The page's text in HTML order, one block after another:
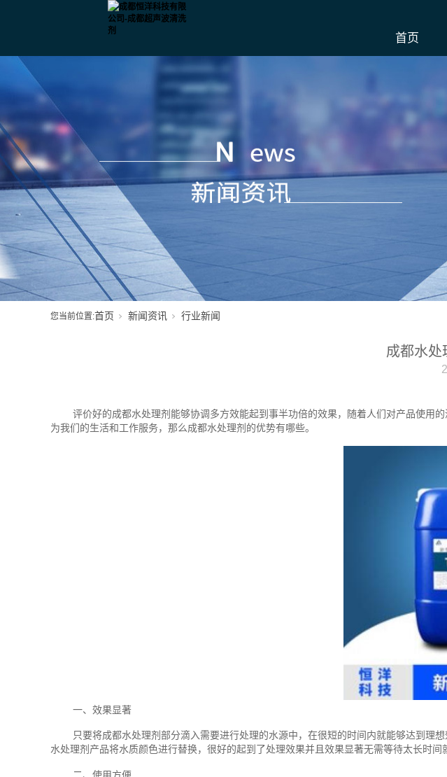
首页
您当前位置:首页 新闻资讯 行业新闻
成都水处
评价好的成都水处理剂能够协调多方效能起到事半功倍的效果，随着人们对产品使用
为我们的生活和工作服务，那么成都水处理剂的优势有哪些。
一、效果显著
只要将成都水处理剂部分滴入需要进行处理的水源中，在很短的时间内就能够达到理
水处理剂产品将水质颜色进行替换，很好的起到了处理效果并且效果显著无需等待太长时间
二、使用方便